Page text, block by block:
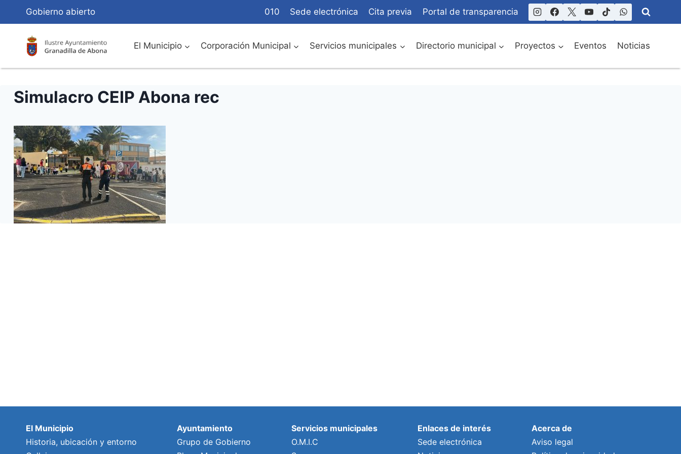
Contenido
Gobierno abierto 010 Sede electrónica Cita previa Portal de transparencia
El Municipio Corporación Municipal Servicios municipales Directorio municipal Proyectos Eventos Noticias
Simulacro CEIP Abona rec
El Municipio
Historia, ubicación y entorno
Ayuntamiento
Grupo de Gobierno
Servicios municipales
O.M.I.C
Enlaces de interés
Sede electrónica
Acerca de
Aviso legal